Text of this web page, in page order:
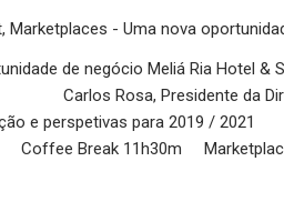
, Marketplaces - Uma nova
de negócio Meliá Ria Hotel &
Rosa, Presidente da
e perspetivas para 2019 /
Coffee Break 11h30m